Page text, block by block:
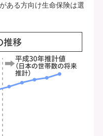
ある方向け生命保険は選